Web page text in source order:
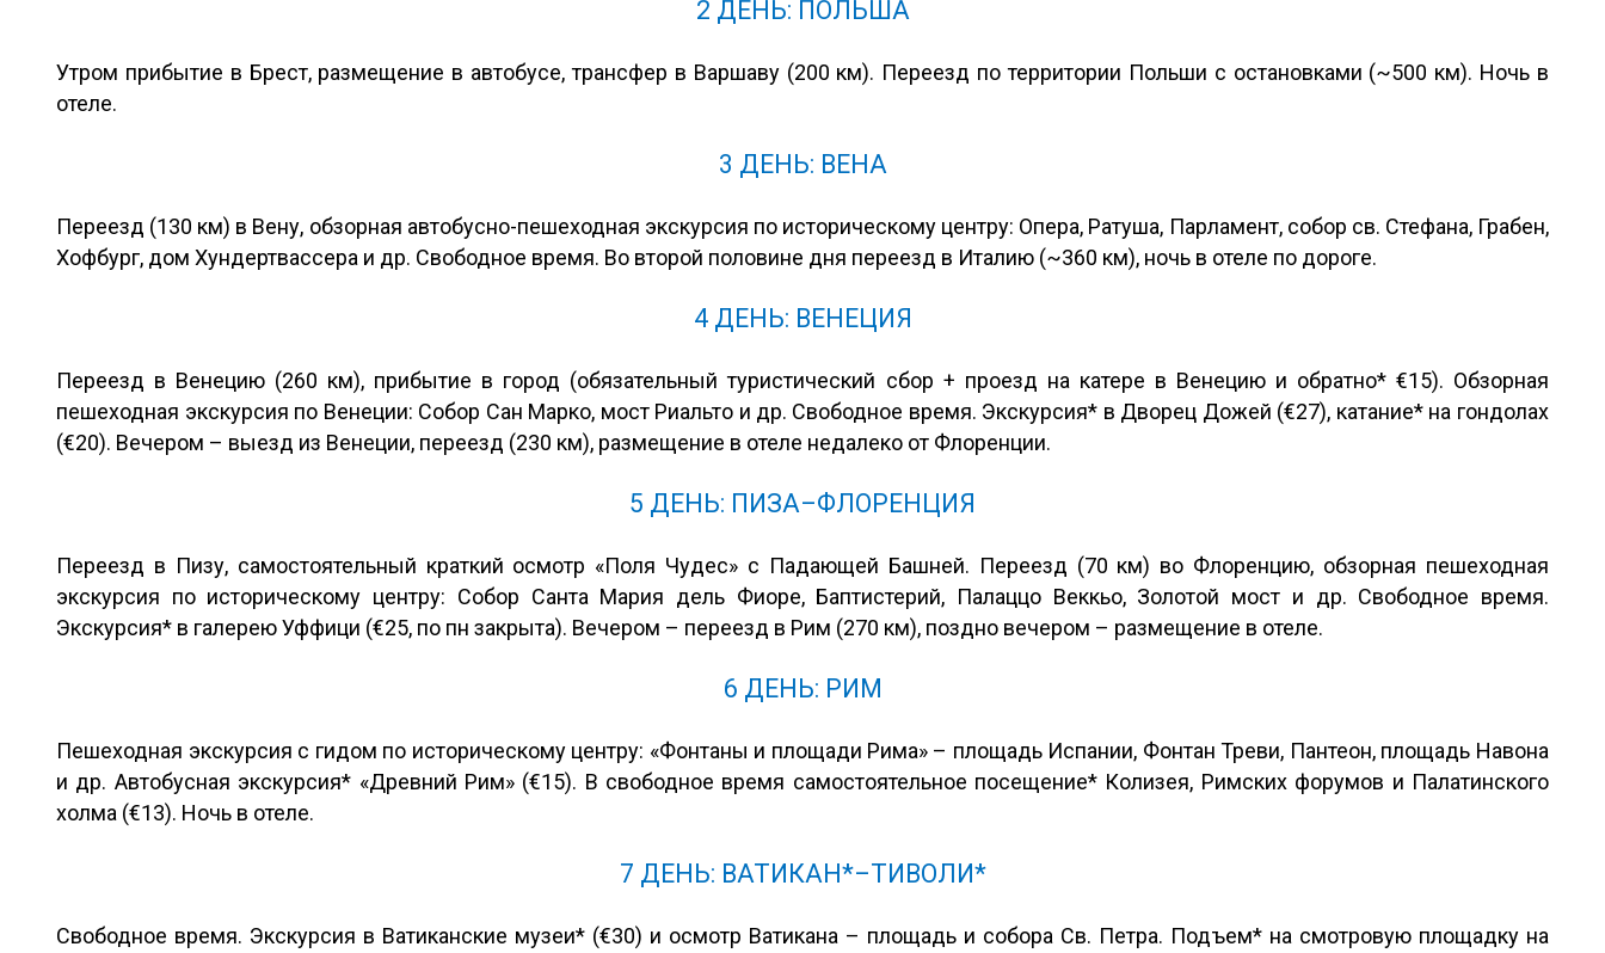
2 ДЕНЬ: ПОЛЬША
Утром прибытие в Брест, размещение в автобусе, трансфер в Варшаву (200 км). Переезд по территории Польши с остановками (~500 км). Ночь в
отеле.
3 ДЕНЬ: ВЕНА
Переезд (130 км) в Вену, обзорная автобусно-пешеходная экскурсия по историческому центру: Опера, Ратуша, Парламент, собор св. Стефана, Грабен,
Хофбург, дом Хундертвассера и др. Свободное время. Во второй половине дня переезд в Италию (~360 км), ночь в отеле по дороге.
4 ДЕНЬ: ВЕНЕЦИЯ
Переезд в Венецию (260 км), прибытие в город (обязательный туристический сбор + проезд на катере в Венецию и обратно* €15). Обзорная
пешеходная экскурсия по Венеции: Собор Сан Марко, мост Риальто и др. Свободное время. Экскурсия* в Дворец Дожей (€27), катание* на гондолах
(€20). Вечером – выезд из Венеции, переезд (230 км), размещение в отеле недалеко от Флоренции.
5 ДЕНЬ: ПИЗА–ФЛОРЕНЦИЯ
Переезд в Пизу, самостоятельный краткий осмотр «Поля Чудес» с Падающей Башней. Переезд (70 км) во Флоренцию, обзорная пешеходная
экскурсия по историческому центру: Собор Санта Мария дель Фиоре, Баптистерий, Палаццо Веккьо, Золотой мост и др. Свободное время.
Экскурсия* в галерею Уффици (€25, по пн закрыта). Вечером – переезд в Рим (270 км), поздно вечером – размещение в отеле.
6 ДЕНЬ: РИМ
Пешеходная экскурсия с гидом по историческому центру: «Фонтаны и площади Рима» – площадь Испании, Фонтан Треви, Пантеон, площадь Навона
и др. Автобусная экскурсия* «Древний Рим» (€15). В свободное время самостоятельное посещение* Колизея, Римских форумов и Палатинского
холма (€13). Ночь в отеле.
7 ДЕНЬ: ВАТИКАН*–ТИВОЛИ*
Свободное время. Экскурсия в Ватиканские музеи* (€30) и осмотр Ватикана – площадь и собора Св. Петра. Подъем* на смотровую площадку на